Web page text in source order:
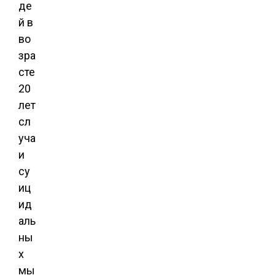
де
й в
во
зра
сте
20
лет
сл
уча
и
су
иц
ид
аль
ны
х
мы